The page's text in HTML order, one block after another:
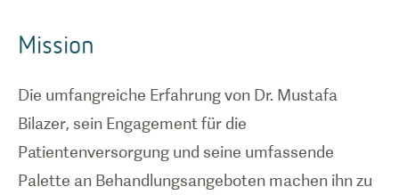
Mission
Die umfangreiche Erfahrung von Dr. Mustafa
Bilazer, sein Engagement für die
Patientenversorgung und seine umfassende
Palette an Behandlungsangeboten machen ihn zu